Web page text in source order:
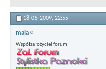
18-05-2009, 22:55
mala
Współzałożyciel forum